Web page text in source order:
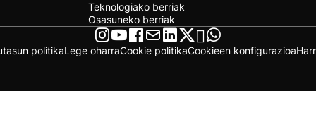
Teknologiako berriak
Osasuneko berriak
politikaLege oharraCookie politikaCookieen konfigurazioa